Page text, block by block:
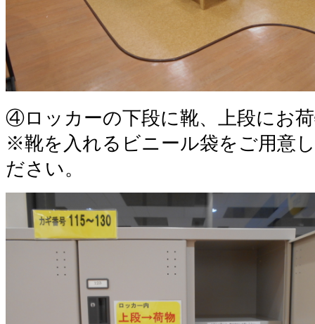
④ロッカーの下段に靴、上段にお
※靴を入れるビニール袋をご用意
ださい。